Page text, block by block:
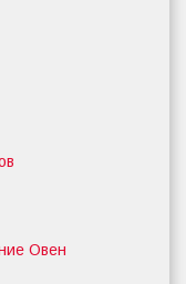
Овен